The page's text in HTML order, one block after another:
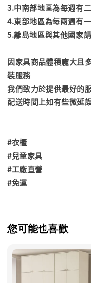
3.中南部地區為每週有
4.東部地區為每兩週有
5.離島地區與其他國家
因家具商品體積龐大且
裝服務
我們致力於提供最好的
配送時間上如有些微延
#衣櫃
#兒童家具
#工廠直營
#免運
您可能也喜歡